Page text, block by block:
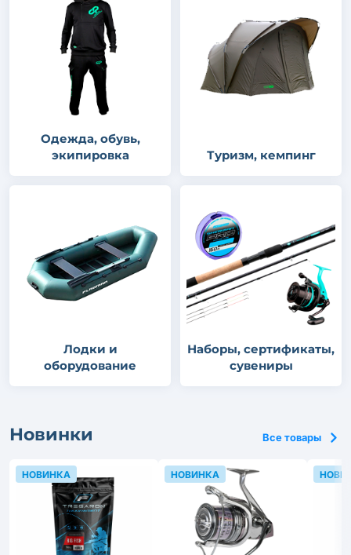
Одежда, обувь,
экипировка
Туризм, кемпинг
Лодки и
оборудование
Наборы, сертификаты,
сувениры
Новинки Все товары
НОВИНКА НОВИНКА